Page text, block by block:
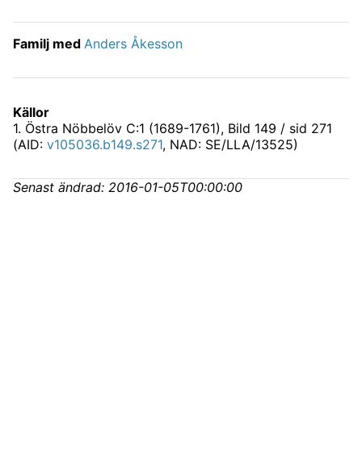
Familj med Anders Åkesson
Källor
1. Östra Nöbbelöv C:1 (1689-1761), Bild 149 / sid 271
(AID: v105036.b149.s271, NAD: SE/LLA/13525)
Senast ändrad: 2016-01-05T00:00:00